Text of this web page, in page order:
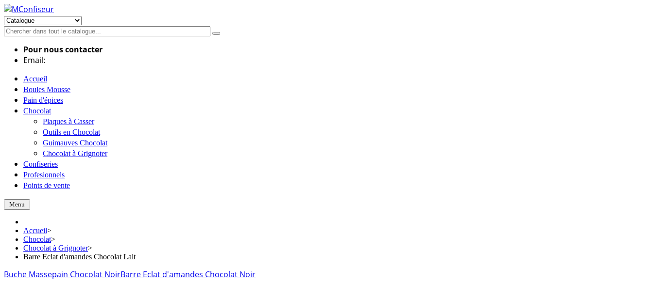
Pour nous contacter
Email:
Accueil
Boules Mousse
Pain d'épices
Chocolat
Plaques à Casser
Outils en Chocolat
Guimauves Chocolat
Chocolat à Grignoter
Confiseries
Profesionnels
Points de vente
Menu
Accueil>
Chocolat>
Chocolat à Grignoter>
Barre Eclat d'amandes Chocolat Lait
Buche Massepain Chocolat NoirBarre Eclat d'amandes Chocolat Noir